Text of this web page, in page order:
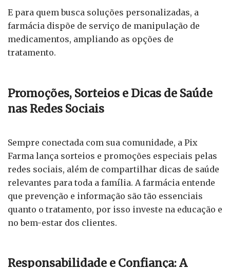
E para quem busca soluções personalizadas, a
farmácia dispõe de serviço de manipulação de
medicamentos, ampliando as opções de
tratamento.
Promoções, Sorteios e Dicas de Saúde
nas Redes Sociais
Sempre conectada com sua comunidade, a Pix
Farma lança sorteios e promoções especiais pelas
redes sociais, além de compartilhar dicas de saúde
relevantes para toda a família. A farmácia entende
que prevenção e informação são tão essenciais
quanto o tratamento, por isso investe na educação e
no bem-estar dos clientes.
Responsabilidade e Confiança: A